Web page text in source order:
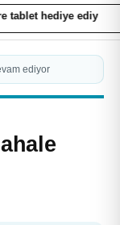
ediyor